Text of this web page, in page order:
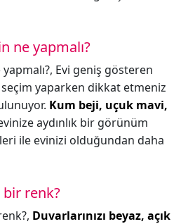
ne yapmalı?
Evi geniş gösteren
yaparken dikkat etmeniz
Kum beji, uçuk mavi,
aydınlık bir görünüm
ile evinizi olduğundan daha
bir renk?
Duvarlarınızı beyaz, açık